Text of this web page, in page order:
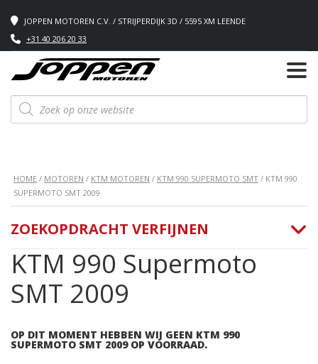
JOPPEN MOTOREN C.V. / STRIJPERDIJK 3D / 5595 XM LEENDE
+31 40 206 20 33
Producten
zoeken
HOME / MOTOREN / KTM MOTOREN / KTM 990 SUPERMOTO SMT / KTM 990
SUPERMOTO SMT 2009
KTM 990 Supermoto
SMT 2009
OP DIT MOMENT HEBBEN WIJ GEEN KTM 990
SUPERMOTO SMT 2009 OP VOORRAAD.
ZOEKOPDRACHT VERFIJNEN